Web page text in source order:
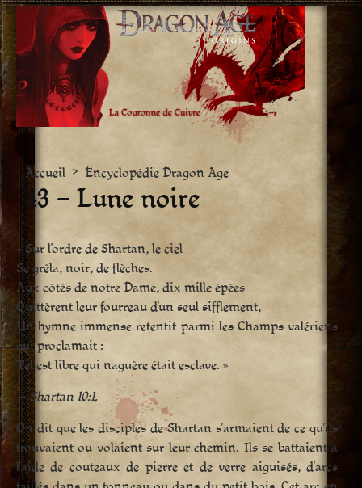
Aller
vers
le
contenu
Accueil > Encyclopédie Dragon Age
43 – Lune noire
« Sur l’ordre de Shartan, le ciel
Se grêla, noir, de flèches.
Aux côtés de notre Dame, dix mille épées
Quittèrent leur fourreau d’un seul sifflement,
Un hymne immense retentit parmi les Champs valériens
qui proclamait :
Tel est libre qui naguère était esclave. »
— Shartan 10:1.
On dit que les disciples de Shartan s’armaient de ce qu’ils
trouvaient ou volaient sur leur chemin. Ils se battaient à
l’aide de couteaux de pierre et de verre aiguisés, d’arcs